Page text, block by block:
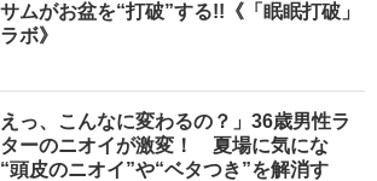
ムがお盆を“打破”する!!《「眠眠打破」
ボ》
えっ、こんなに変わるの？」36歳男性ラ
ーのニオイが激変！ 夏場に気にな
頭皮のニオイ”や“ベタつき”を解消す